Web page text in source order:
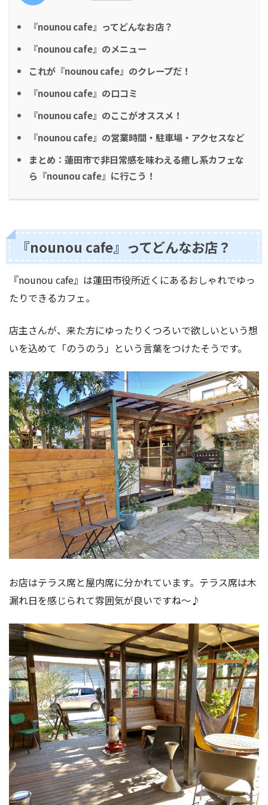
『nounou cafe』ってどんなお店？
『nounou cafe』のメニュー
これが『nounou cafe』のクレープだ！
『nounou cafe』の口コミ
『nounou cafe』のここがオススメ！
『nounou cafe』の営業時間・駐車場・アクセスなど
まとめ：蓮田市で非日常感を味わえる癒し系カフェな
ら『nounou cafe』に行こう！
『nounou cafe』ってどんなお店？
『nounou cafe』は蓮田市役所近くにあるおしゃれでゆっ
たりできるカフェ。
店主さんが、来た方にゆったりくつろいで欲しいという想
いを込めて「のうのう」という言葉をつけたそうです。
お店はテラス席と屋内席に分かれています。テラス席は木
漏れ日を感じられて雰囲気が良いですね〜♪